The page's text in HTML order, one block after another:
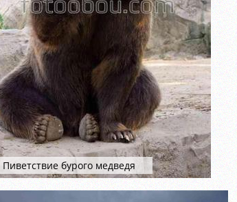
Пиветствие бурого медведя